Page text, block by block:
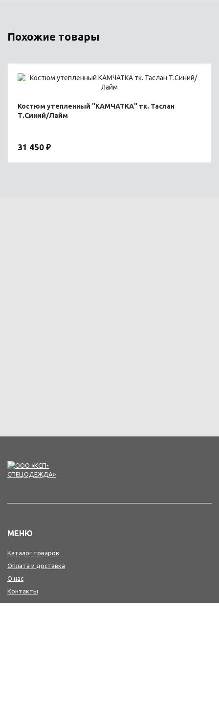
Похожие товары
Костюм утепленный "КАМЧАТКА" тк. Таслан
Т.Синий/Лайм
31 450 ₽
МЕНЮ
Каталог товаров
Оплата и доставка
О нас
Контакты